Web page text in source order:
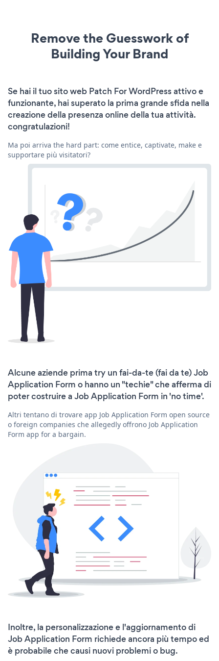
Remove the Guesswork of
Building Your Brand
Se hai il tuo sito web Patch For WordPress attivo e
funzionante, hai superato la prima grande sfida nella
creazione della presenza online della tua attività.
congratulazioni!
Ma poi arriva the hard part: come entice, captivate, make e
supportare più visitatori?
Alcune aziende prima try un fai-da-te (fai da te) Job
Application Form o hanno un "techie" che afferma di
poter costruire a Job Application Form in 'no time'.
Altri tentano di trovare app Job Application Form open source
o foreign companies che allegedly offrono Job Application
Form app for a bargain.
Inoltre, la personalizzazione e l'aggiornamento di
Job Application Form richiede ancora più tempo ed
è probabile che causi nuovi problemi o bug.